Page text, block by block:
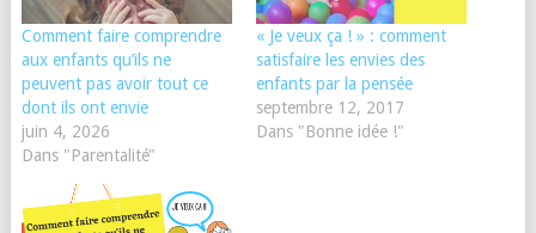
Comment faire comprendre
aux enfants qu’ils ne
peuvent pas avoir tout ce
dont ils ont envie
juin 4, 2026
Dans "Parentalité"
« Je veux ça ! » : comment
satisfaire les envies des
enfants par la pensée
septembre 12, 2017
Dans "Bonne idée !"